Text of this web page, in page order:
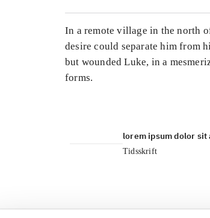
In a remote village in the north
desire could separate him from
but wounded Luke, in a
forms.
lorem ipsum dolor sit
Tidsskrift